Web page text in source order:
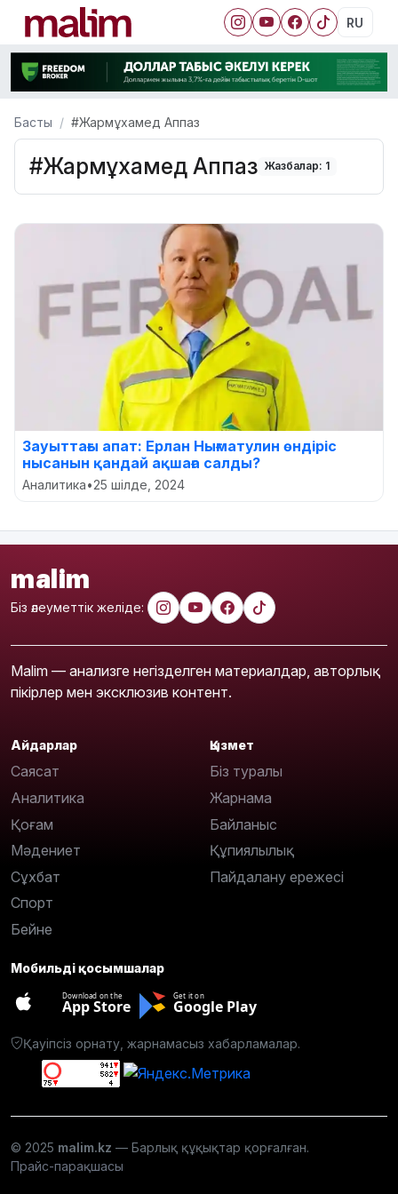
RU
Басты #Жармұхамед Аппаз
#Жармұхамед Аппаз Жазбалар: 1
Зауыттағы апат: Ерлан Нығматулин өндіріс
нысанын қандай ақшаға салды?
Аналитика•25 шілде, 2024
malim
Біз әлеуметтік желіде:
Malim — анализге негізделген материалдар, авторлық
пікірлер мен эксклюзив контент.
Айдарлар
Саясат
Аналитика
Қоғам
Мәдениет
Сұхбат
Спорт
Бейне
Қызмет
Біз туралы
Жарнама
Байланыс
Құпиялылық
Пайдалану ережесі
Мобильді қосымшалар
Download on the
App Store
Get it on
Google Play
Қауіпсіз орнату, жарнамасыз хабарламалар.
© 2025 malim.kz — Барлық құқықтар қорғалған.
Прайс-парақшасы